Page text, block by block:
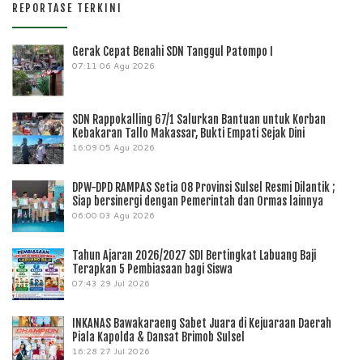
REPORTASE TERKINI
Gerak Cepat Benahi SDN Tanggul Patompo I
07:11 06 Agu 2026
SDN Rappokalling 67/1 Salurkan Bantuan untuk Korban
Kebakaran Tallo Makassar, Bukti Empati Sejak Dini
16:09 05 Agu 2026
DPW-DPD RAMPAS Setia 08 Provinsi Sulsel Resmi Dilantik ;
Siap bersinergi dengan Pemerintah dan Ormas lainnya
06:00 03 Agu 2026
Tahun Ajaran 2026/2027 SDI Bertingkat Labuang Baji
Terapkan 5 Pembiasaan bagi Siswa
07:43 29 Jul 2026
INKANAS Bawakaraeng Sabet Juara di Kejuaraan Daerah
Piala Kapolda & Dansat Brimob Sulsel
16:28 27 Jul 2026